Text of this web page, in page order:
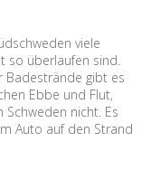
viele
so überlaufen sind.
Badestrände gibt es
Ebbe und Flut,
nicht. Es
Auto auf den Strand